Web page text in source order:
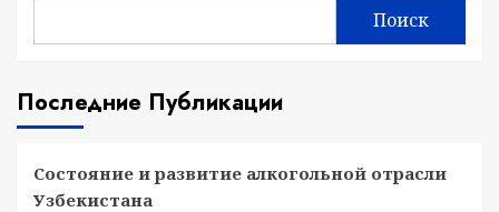
Поиск
Последние Публикации
Состояние и развитие алкогольной отрасли
Узбекистана